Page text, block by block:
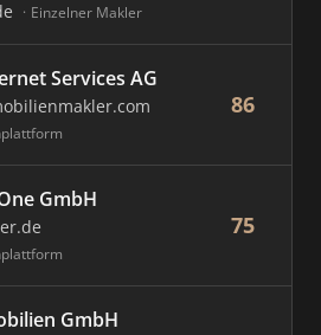
Einzelner Makler
Services AG
86
GmbH
75
GmbH